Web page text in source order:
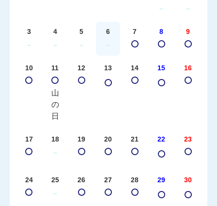
－ －
3
－
4
－
5
－
6
－
7 8 9
10 11
山
の
日
12 13 14 15 16
17 18
－
19 20 21 22 23
24 25
－
26 27 28 29 30